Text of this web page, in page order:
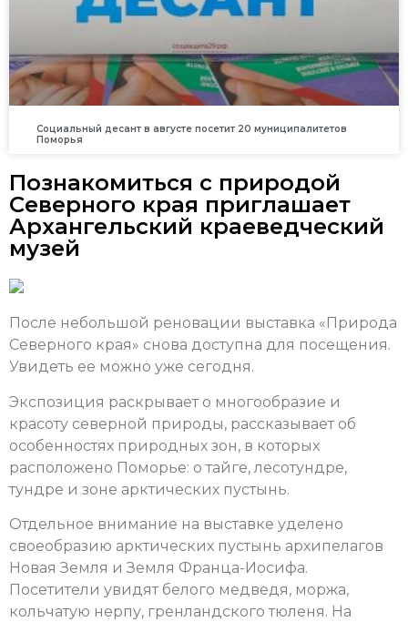
Социальный десант в августе посетит 20 муниципалитетов
Поморья
Познакомиться с природой
Северного края приглашает
Архангельский краеведческий
музей
После небольшой реновации выставка «Природа
Северного края» снова доступна для посещения.
Увидеть ее можно уже сегодня.
Экспозиция раскрывает о многообразие и
красоту северной природы, рассказывает об
особенностях природных зон, в которых
расположено Поморье: о тайге, лесотундре,
тундре и зоне арктических пустынь.
Отдельное внимание на выставке уделено
своеобразию арктических пустынь архипелагов
Новая Земля и Земля Франца-Иосифа.
Посетители увидят белого медведя, моржа,
кольчатую нерпу, гренландского тюленя. На